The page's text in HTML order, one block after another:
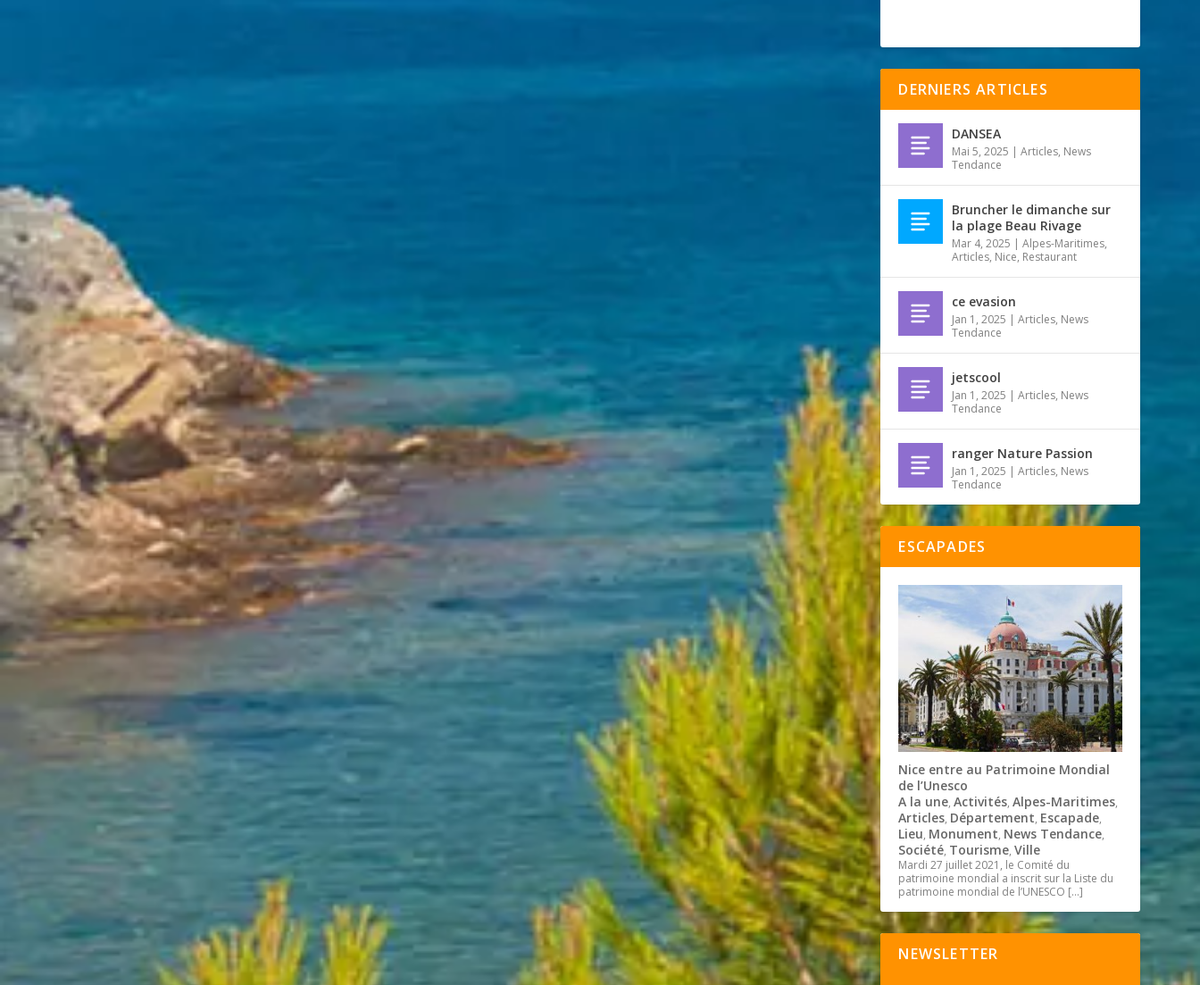
DERNIERS ARTICLES
DANSEA
Mai 5, 2025 |Articles, News
Tendance
Bruncher le dimanche sur
la plage Beau Rivage
Mar 4, 2025 |Alpes-Maritimes,
Articles, Nice, Restaurant
ce evasion
Jan 1, 2025 |Articles, News
Tendance
jetscool
Jan 1, 2025 |Articles, News
Tendance
ranger Nature Passion
Jan 1, 2025 |Articles, News
Tendance
ESCAPADES
Nice entre au Patrimoine Mondial
de l’Unesco
A la une,Activités,Alpes-Maritimes,
Articles, Département, Escapade,
Lieu, Monument, News Tendance,
Société, Tourisme,Ville
Mardi 27 juillet 2021, le Comité du
patrimoine mondial a inscrit sur la Liste du
patrimoine mondial de l’UNESCO […]
NEWSLETTER